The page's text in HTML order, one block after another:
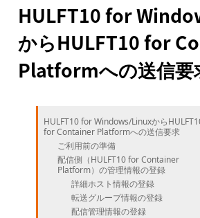
HULFT10 for
からHULFT10 for
Platformへの送信要
HULFT10 for Windows/Linuxから
for Container Platformへの送信要求
ご利用前の準備
配信側（HULFT10 for Container
Platform）の管理情報の登録
詳細ホスト情報の登録
転送グループ情報の登録
配信管理情報の登録